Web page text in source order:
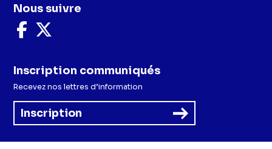
Nous suivre
Nous
suivre
Facebook
X
Inscription communiqués
Recevez nos lettres d’information
Inscription